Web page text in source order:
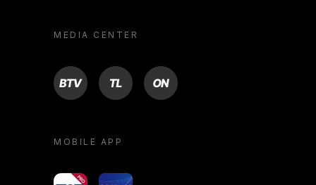
MEDIA CENTER
BTV TL ON
MOBILE APP
yoU@B Campus VR